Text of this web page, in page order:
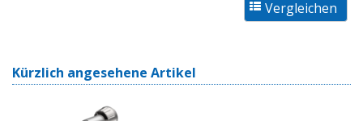
Kürzlich angesehene Artikel